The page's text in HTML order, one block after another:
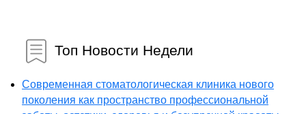
Топ Новости Недели
Современная стоматологическая клиника нового
поколения как пространство профессиональной